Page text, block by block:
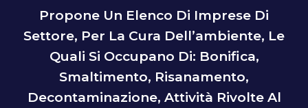
Propone Un Elenco Di Imprese Di
Settore, Per La Cura Dell’ambiente, Le
Quali Si Occupano Di: Bonifica,
Smaltimento, Risanamento,
Decontaminazione, Attività Rivolte Al